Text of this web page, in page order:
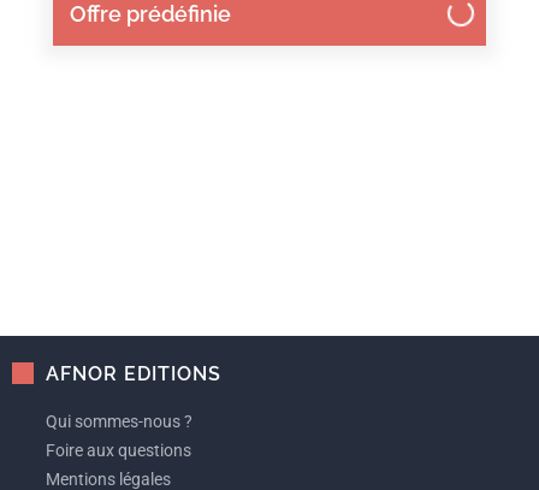
Offre prédéfinie
AFNOR EDITIONS
Qui sommes-nous ?
Foire aux questions
Mentions légales